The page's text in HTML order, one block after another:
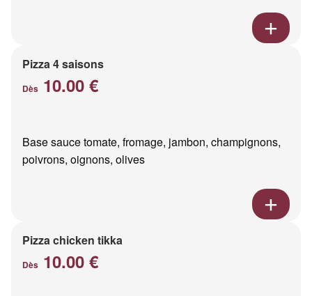
Pizza 4 saisons
Dès 10.00 €
Base sauce tomate, fromage, jambon, champignons,
poivrons, oignons, olives
Pizza chicken tikka
Dès 10.00 €